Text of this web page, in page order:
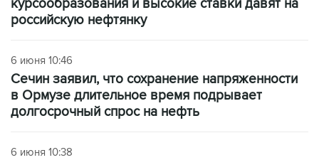
курсообразования и высокие ставки давят на
российскую нефтянку
6 июня 10:46
Сечин заявил, что сохранение напряженности
в Ормузе длительное время подрывает
долгосрочный спрос на нефть
6 июня 10:38